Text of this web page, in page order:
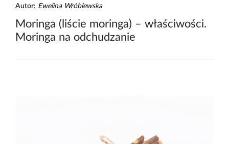
Autor: Ewelina Wróblewska
Moringa (liście moringa) – właściwości.
Moringa na odchudzanie